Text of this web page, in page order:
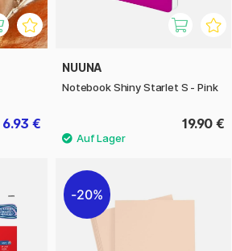
6.93 €
NUUNA
Notebook Shiny Starlet S - Pink
19.90 €
20%